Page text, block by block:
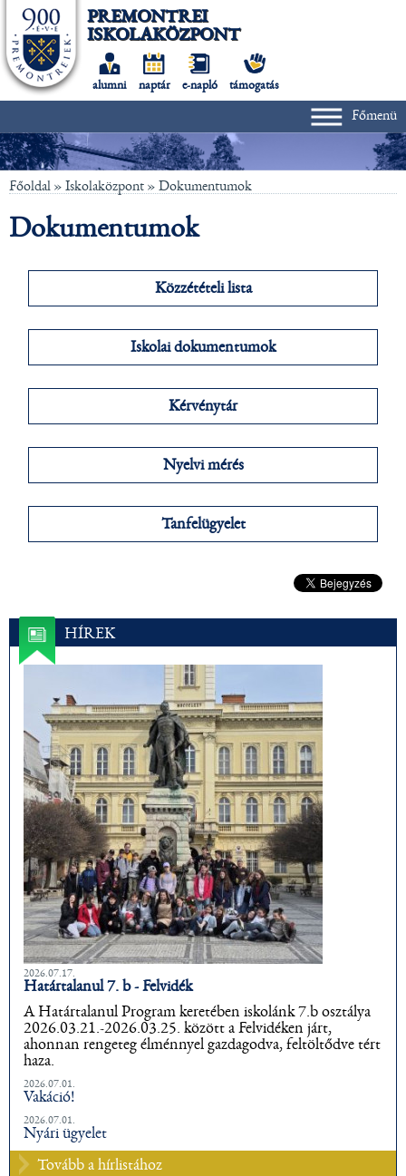
PREMONTREI
ISKOLAKÖZPONT
alumni naptár e-napló támogatás
Főmenü
Főoldal » Iskolaközpont » Dokumentumok
Dokumentumok
Közzétételi lista
Iskolai dokumentumok
Kérvénytár
Nyelvi mérés
Tanfelügyelet
HÍREK
2026.07.17.
Határtalanul 7. b - Felvidék
A Határtalanul Program keretében iskolánk 7.b osztálya
2026.03.21.-2026.03.25. között a Felvidéken járt,
ahonnan rengeteg élménnyel gazdagodva, feltöltődve tért
haza.
2026.07.01.
Vakáció!
2026.07.01.
Nyári ügyelet
Tovább a hírlistához